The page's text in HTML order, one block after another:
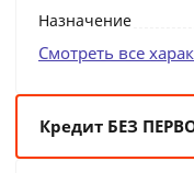
Назначение
Смотреть все
Кредит БЕЗ